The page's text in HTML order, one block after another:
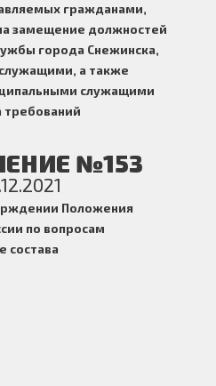
гражданами,
замещение должностей
города Снежинска,
а также
служащими
требований
№153
Положения
по вопросам
состава